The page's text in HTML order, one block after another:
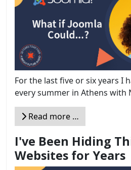
For the last five or six years I
every summer in Athens with
Read more …
I've Been Hiding
Websites for Years